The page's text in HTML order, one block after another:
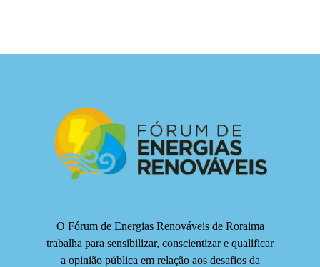
O Fórum de Energias Renováveis de Roraima
trabalha para sensibilizar, conscientizar e qualificar
a opinião pública em relação aos desafios da